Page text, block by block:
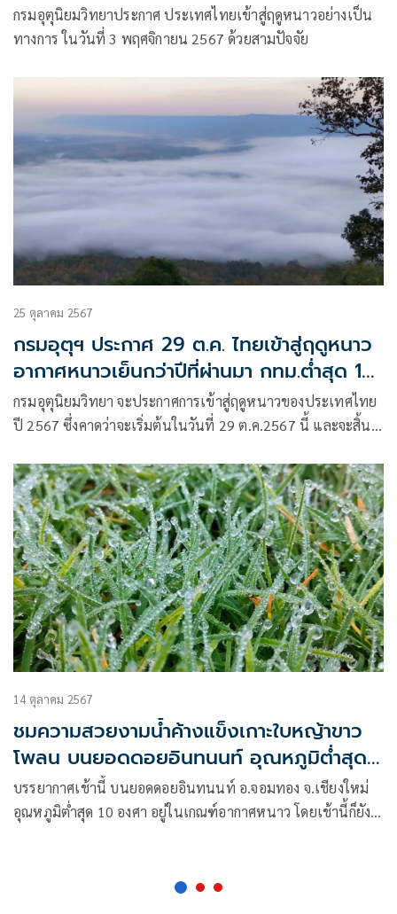
กรมอุตุนิยมวิทยาประกาศ ประเทศไทยเข้าสู่ฤดูหนาวอย่างเป็น
ทางการ ในวันที่ 3 พฤศจิกายน 2567 ด้วยสามปัจจัย
25 ตุลาคม 2567
กรมอุตุฯ ประกาศ 29 ต.ค. ไทยเข้าสู่ฤดูหนาว
อากาศหนาวเย็นกว่าปีที่ผ่านมา กทม.ต่ำสุด 16
องศา
กรมอุตุนิยมวิทยา จะประกาศการเข้าสู่ฤดูหนาวของประเทศไทย
ปี 2567 ซึ่งคาดว่าจะเริ่มต้นในวันที่ 29 ต.ค.2567 นี้ และจะสิ้น
14 ตุลาคม 2567
ชมความสวยงามน้ำค้างแข็งเกาะใบหญ้าขาว
โพลน บนยอดดอยอินทนนท์ อุณหภูมิต่ำสุด
10 องศา
บรรยากาศเช้านี้ บนยอดดอยอินทนนท์ อ.จอมทอง จ.เชียงใหม่
อุณหภูมิต่ำสุด 10 องศา อยู่ในเกณฑ์อากาศหนาว โดยเช้านี้ก็ยัง